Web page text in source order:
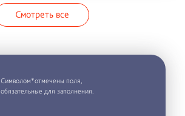
Смотреть все
Символом*отмечены поля,
обязательные для заполнения.